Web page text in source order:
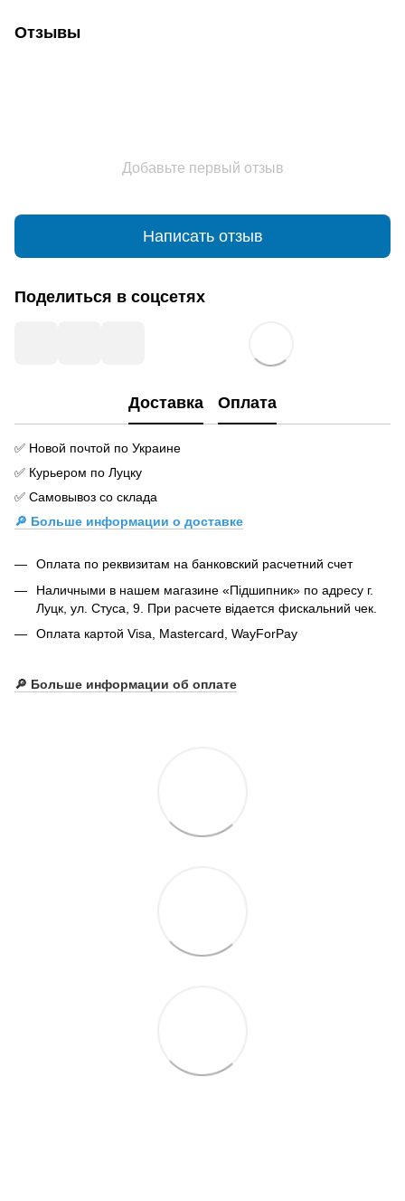
Отзывы
Добавьте первый отзыв
Написать отзыв
Поделиться в соцсетях
Доставка Оплата
✅ Новой почтой по Украине
✅ Курьером по Луцку
✅ Самовывоз со склада
🔎 Больше информации о доставке
Оплата по реквизитам на банковский расчетний счет
Наличными в нашем магазине «Підшипник» по адресу г.
Луцк, ул. Стуса, 9. При расчете відается фискальний чек.
Оплата картой Visa, Mastercard, WayForPay
🔎 Больше информации об оплате